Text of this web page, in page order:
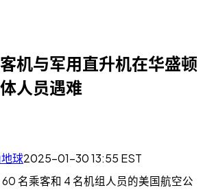
机与军用直升机在华盛顿
人员遇难
球2025-01-30 13:55 EST
名乘客和 4 名机组人员的美国航空公